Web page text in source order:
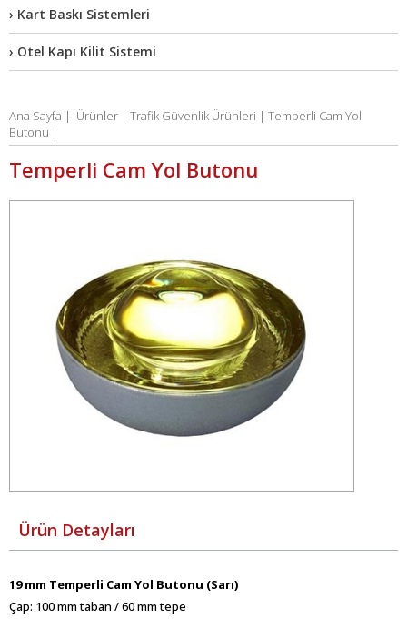
› Kart Baskı Sistemleri
› Otel Kapı Kilit Sistemi
Ana Sayfa | Ürünler | Trafik Güvenlik Ürünleri | Temperli Cam Yol
Butonu |
Temperli Cam Yol Butonu
Ürün Detayları
19 mm Temperli Cam Yol Butonu (Sarı)
Çap: 100 mm taban / 60 mm tepe